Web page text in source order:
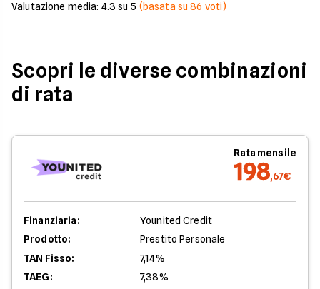
Valutazione media: 4.3 su 5 (basata su86 voti)
Scopri le diverse combinazioni
di rata
Rata mensile
198,67€
Finanziaria:
Younited Credit
Prodotto:
Prestito Personale
TAN Fisso:
7,14%
TAEG:
7,38%